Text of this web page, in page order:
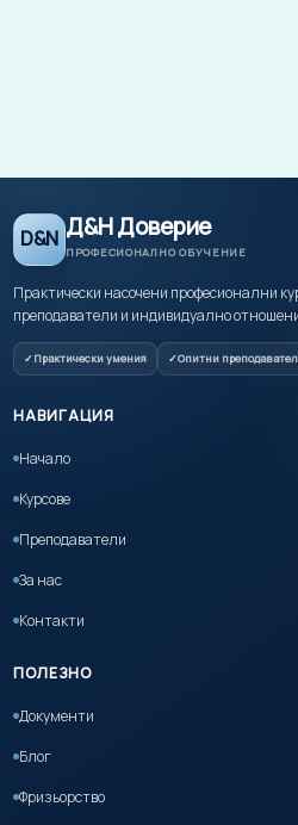
D&N Д&Н Доверие
ПРОФЕСИОНАЛНО ОБУЧЕНИЕ
Практически насочени професионални
преподаватели и индивидуално
Практически умения Опитни
НАВИГАЦИЯ
Начало
Курсове
Преподаватели
За нас
Контакти
ПОЛЕЗНО
Документи
Блог
Фризьорство